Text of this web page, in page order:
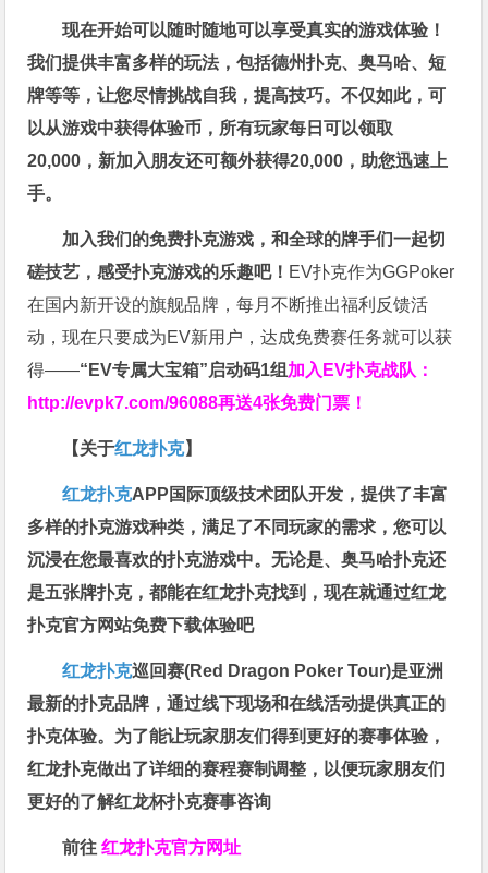
现在开始可以随时随地可以享受真实的游戏体验！
我们提供丰富多样的玩法，包括德州扑克、奥马哈、短
牌等等，让您尽情挑战自我，提高技巧。不仅如此，可
以从游戏中获得体验币，所有玩家每日可以领取
20,000，新加入朋友还可额外获得20,000，助您迅速上
手。
加入我们的免费扑克游戏，和全球的牌手们一起切
磋技艺，感受扑克游戏的乐趣吧！ EV扑克作为GGPoker
在国内新开设的旗舰品牌，每月不断推出福利反馈活
动，现在只要成为EV新用户，达成免费赛任务就可以获
得——“EV专属大宝箱”启动码1组 加入EV扑克战队：
http://evpk7.com/96088再送4张免费门票！
【关于红龙扑克】
红龙扑克APP国际顶级技术团队开发，提供了丰富
多样的扑克游戏种类，满足了不同玩家的需求，您可以
沉浸在您最喜欢的扑克游戏中。无论是、奥马哈扑克还
是五张牌扑克，都能在红龙扑克找到，现在就通过红龙
扑克官方网站免费下载体验吧
红龙扑克巡回赛​(Red Dragon Poker Tour)是亚洲
最新的扑克品牌，通过线下现场和在线活动提供真正的
扑克体验。为了能让玩家朋友们得到更好的赛事体验，
红龙扑克做出了详细的赛程赛制调整，以便玩家朋友们
更好的了解红龙杯扑克赛事咨询
前往红龙扑克官方网址